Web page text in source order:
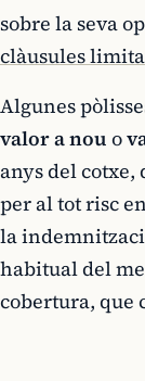
sobre la seva
clàusules
Algunes
valor a nou o
anys del
per al tot risc
la
habitual del
cobertura, que